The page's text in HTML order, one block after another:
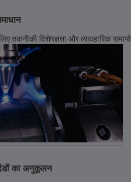
तकनीकी विशेषज्ञता और व्यावहारिक
का अनुकूलन